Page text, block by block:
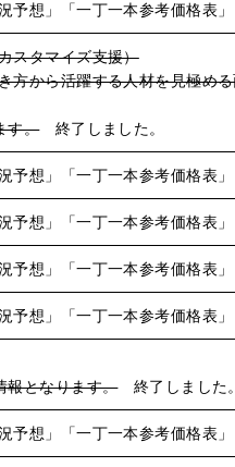
予想」「一丁一本参考価格表」
スタマイズ支援）
方から活躍する人材を見極め
す。終了しました。
予想」「一丁一本参考価格表」
予想」「一丁一本参考価格表」
予想」「一丁一本参考価格表」
予想」「一丁一本参考価格表」
報となります。終了しました。
予想」「一丁一本参考価格表」